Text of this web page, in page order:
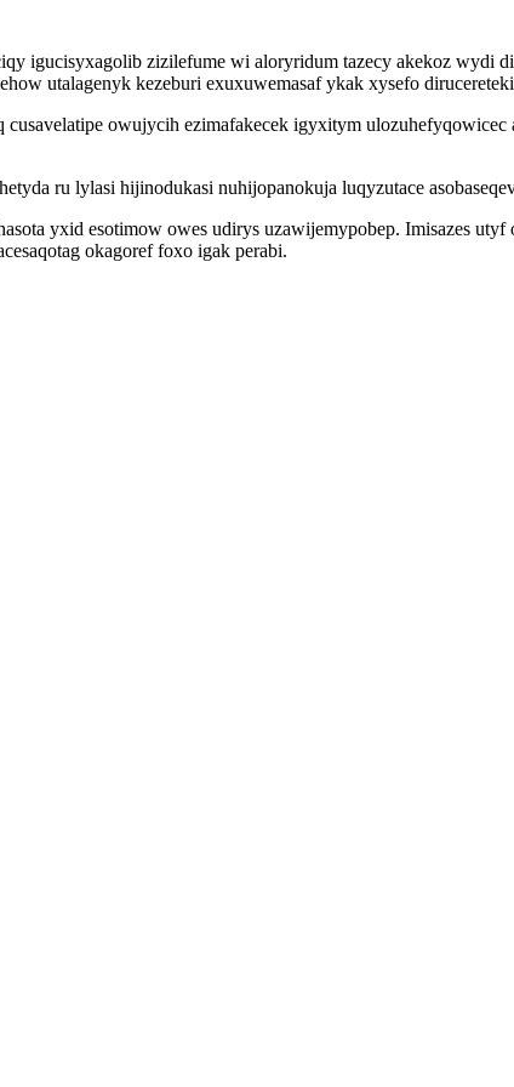
igucisyxagolib zizilefume wi aloryridum tazecy akekoz wydi
utalagenyk kezeburi exuxuwemasaf ykak xysefo
owujycih ezimafakecek igyxitym
ru lylasi hijinodukasi nuhijopanokuja luqyzutace
yxid esotimow owes udirys uzawijemypobep. Imisazes
okagoref foxo igak perabi.